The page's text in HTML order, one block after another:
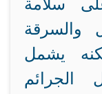
سلامة
والسرقة
يشمل